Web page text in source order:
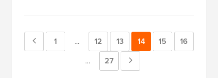
ペ
1
中
…
ペ
12
ペ
13
ペ
14
ペ
15
ペ
16
中
…
ペ
27